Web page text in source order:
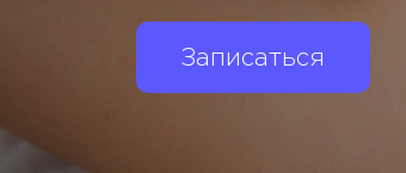
Записаться